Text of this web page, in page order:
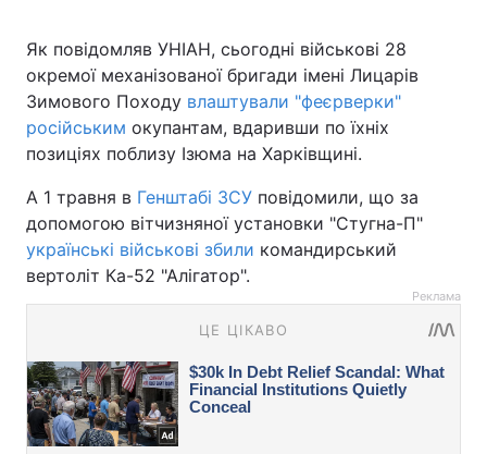
Як повідомляв УНІАН, сьогодні військові 28
окремої механізованої бригади імені Лицарів
Зимового Походу влаштували "феєрверки"
російським окупантам, вдаривши по їхніх
позиціях поблизу Ізюма на Харківщині.
А 1 травня в Генштабі ЗСУ повідомили, що за
допомогою вітчизняної установки "Стугна-П"
українські військові збили командирський
вертоліт Ка-52 "Алігатор".
Реклама